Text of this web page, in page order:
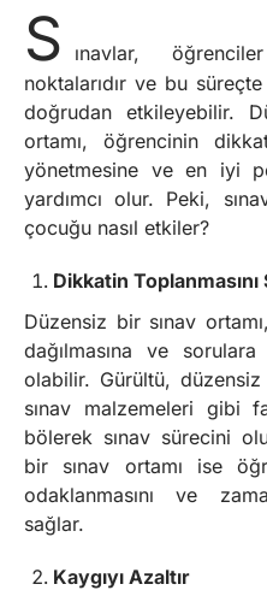
S
ınavlar,
noktalarıdır ve bu
doğrudan etkileyebilir.
ortamı, öğrencinin
yönetmesine ve en iyi
yardımcı olur. Peki,
çocuğu nasıl etkiler?
Dikkatin Toplanmasını
Düzensiz bir sınav
dağılmasına ve
olabilir. Gürültü,
sınav malzemeleri gibi
bölerek sınav sürecini
bir sınav ortamı ise
odaklanmasını ve
sağlar.
Kaygıyı Azaltır